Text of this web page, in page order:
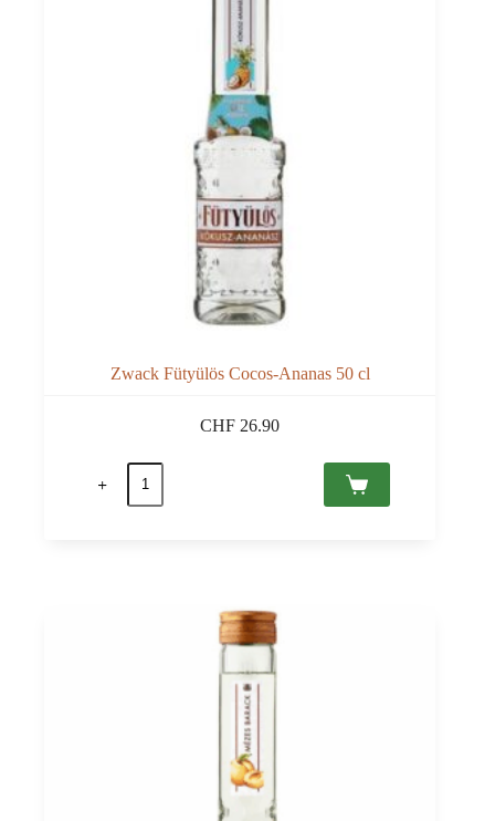
Zwack Fütyülös Cocos-Ananas 50 cl
CHF 26.90
quantité
Zwack